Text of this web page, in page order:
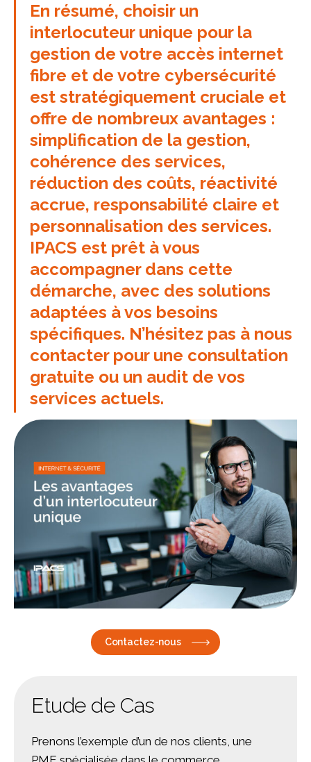
En résumé, choisir un
interlocuteur unique pour la
gestion de votre accès internet
fibre et de votre cybersécurité
est stratégiquement cruciale et
offre de nombreux avantages :
simplification de la gestion,
cohérence des services,
réduction des coûts, réactivité
accrue, responsabilité claire et
personnalisation des services.
IPACS est prêt à vous
accompagner dans cette
démarche, avec des solutions
adaptées à vos besoins
spécifiques. N’hésitez pas à nous
contacter pour une consultation
gratuite ou un audit de vos
services actuels.
Contactez-nous
Etude de Cas
Prenons l’exemple d’un de nos clients, une